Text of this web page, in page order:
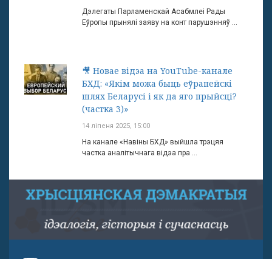
Дэлегаты Парламенскай Асабмлеі Рады
Еўропы прынялі заяву на конт парушэнняў ...
🎥 Новае відэа на YouTube-канале
БХД: «Якім можа быць еўрапейскі
шлях Беларусі і як да яго прыйсці?
(частка 3)»
14 ліпеня 2025, 15:00
На канале «Навіны БХД» выйшла трэцяя
частка аналітычнага відэа пра ...